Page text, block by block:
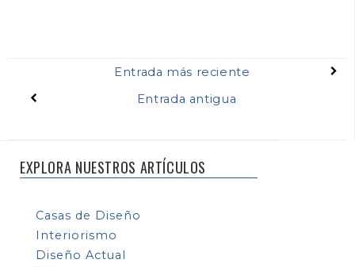
Entrada más reciente
Entrada antigua
EXPLORA NUESTROS ARTÍCULOS
Casas de Diseño
Interiorismo
Diseño Actual